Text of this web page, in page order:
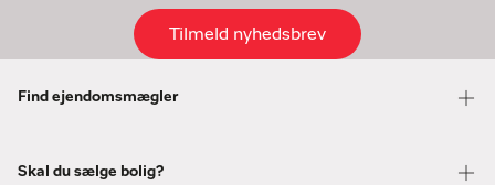
Tilmeld nyhedsbrev
Find ejendomsmægler
Skal du sælge bolig?